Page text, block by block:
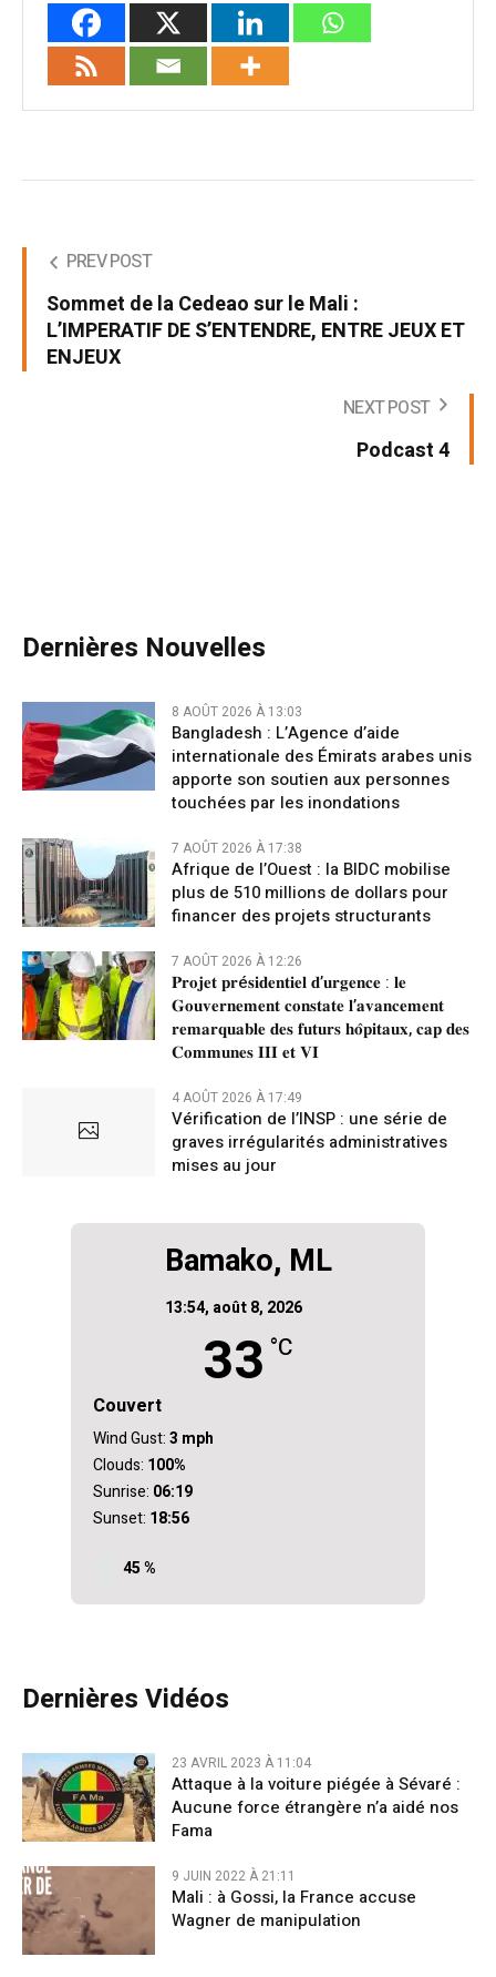
PREV POST
Sommet de la Cedeao sur le Mali :
L’IMPERATIF DE S’ENTENDRE, ENTRE JEUX ET
ENJEUX
NEXT POST
Podcast 4
Dernières Nouvelles
8 AOÛT 2026 À 13:03
Bangladesh : L’Agence d’aide
internationale des Émirats arabes unis
apporte son soutien aux personnes
touchées par les inondations
7 AOÛT 2026 À 17:38
Afrique de l’Ouest : la BIDC mobilise
plus de 510 millions de dollars pour
financer des projets structurants
7 AOÛT 2026 À 12:26
𝐏𝐫𝐨𝐣𝐞𝐭 𝐩𝐫é𝐬𝐢𝐝𝐞𝐧𝐭𝐢𝐞𝐥 𝐝’𝐮𝐫𝐠𝐞𝐧𝐜𝐞 : 𝐥𝐞
𝐆𝐨𝐮𝐯𝐞𝐫𝐧𝐞𝐦𝐞𝐧𝐭 𝐜𝐨𝐧𝐬𝐭𝐚𝐭𝐞 𝐥’𝐚𝐯𝐚𝐧𝐜𝐞𝐦𝐞𝐧𝐭
𝐫𝐞𝐦𝐚𝐫𝐪𝐮𝐚𝐛𝐥𝐞 𝐝𝐞𝐬 𝐟𝐮𝐭𝐮𝐫𝐬 𝐡𝐨̂𝐩𝐢𝐭𝐚𝐮𝐱, 𝐜𝐚𝐩 𝐝𝐞𝐬
𝐂𝐨𝐦𝐦𝐮𝐧𝐞𝐬 𝐈𝐈𝐈 𝐞𝐭 𝐕𝐈
4 AOÛT 2026 À 17:49
Vérification de l’INSP : une série de
graves irrégularités administratives
mises au jour
Bamako, ML
13:54, août 8, 2026
33 °C
Couvert
45 %
Wind Gust:3 mph
Clouds: 100%
Sunrise: 06:19
Sunset: 18:56
Dernières Vidéos
23 AVRIL 2023 À 11:04
Attaque à la voiture piégée à Sévaré :
Aucune force étrangère n’a aidé nos
Fama
9 JUIN 2022 À 21:11
Mali : à Gossi, la France accuse
Wagner de manipulation